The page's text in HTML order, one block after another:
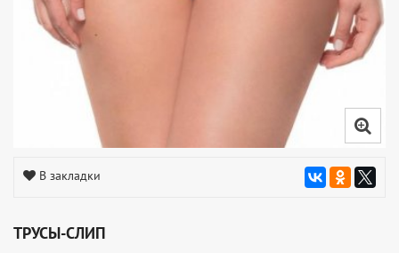
В закладки
ТРУСЫ-СЛИП